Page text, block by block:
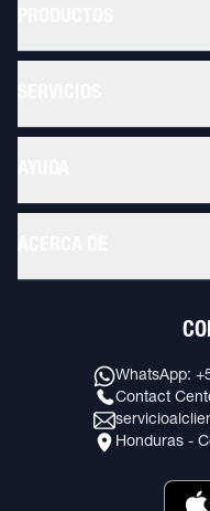
WhatsApp:
Contact
Honduras -